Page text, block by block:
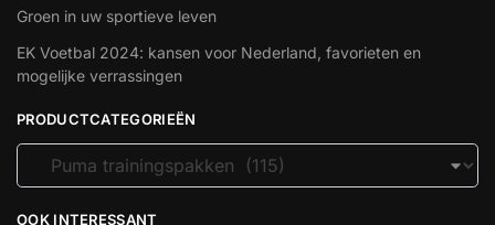
Groen in uw sportieve leven
EK Voetbal 2024: kansen voor Nederland, favorieten en
mogelijke verrassingen
PRODUCTCATEGORIEËN
OOK INTERESSANT